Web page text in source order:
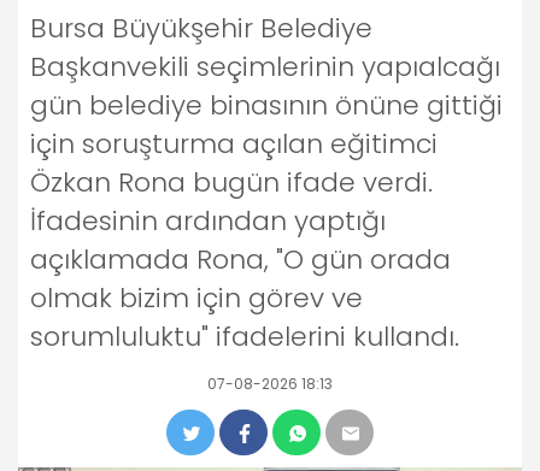
Bursa Büyükşehir Belediye
Başkanvekili seçimlerinin yapıalcağı
gün belediye binasının önüne gittiği
için soruşturma açılan eğitimci
Özkan Rona bugün ifade verdi.
İfadesinin ardından yaptığı
açıklamada Rona, "O gün orada
olmak bizim için görev ve
sorumluluktu" ifadelerini kullandı.
07-08-2026 18:13